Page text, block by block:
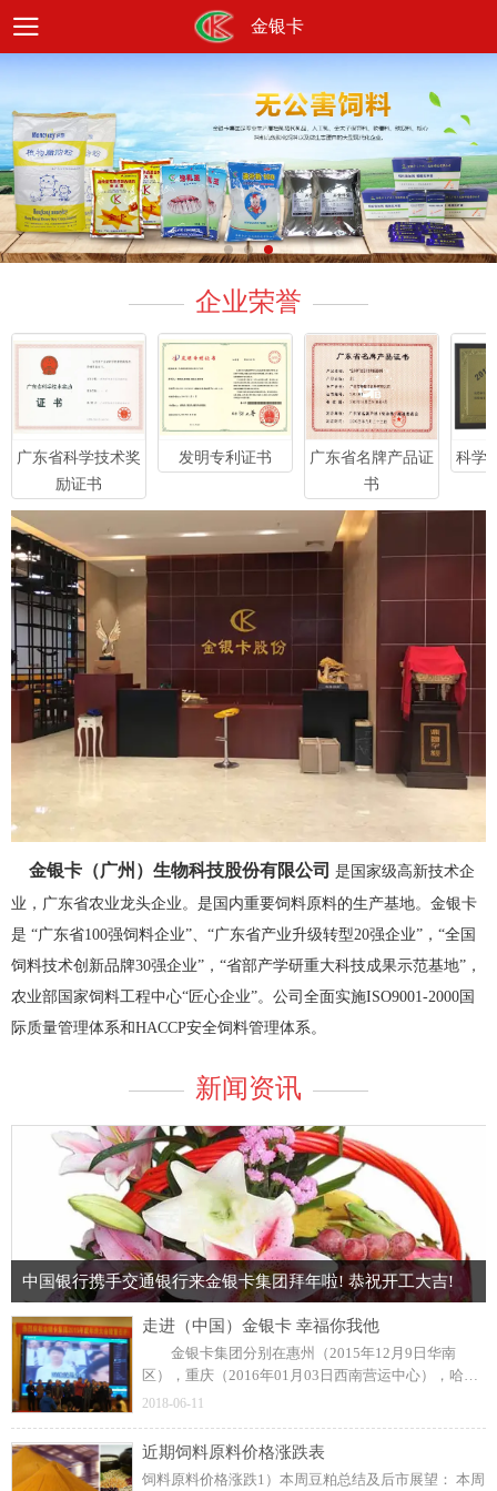
金银卡
企业荣誉
广东省科学技术奖
励证书
发明专利证书
广东省名牌产品证
书
科学
金银卡（广州）生物科技股份有限公司 是国家级高新技术企
业，广东省农业龙头企业。是国内重要饲料原料的生产基地。金银卡
是 “广东省100强饲料企业”、“广东省产业升级转型20强企业”，“全国
饲料技术创新品牌30强企业”，“省部产学研重大科技成果示范基地”，
农业部国家饲料工程中心“匠心企业”。公司全面实施ISO9001-2000国
际质量管理体系和HACCP安全饲料管理体系。
新闻资讯
中国银行携手交通银行来金银卡集团拜年啦! 恭祝开工大吉!
走进（中国）金银卡 幸福你我他
金银卡集团分别在惠州（2015年12月9日华南
区），重庆（2016年01月03日西南营运中心），哈尔
滨（2016年01月06日东北营运中心）隆重召开了三场
西南大跨越”合作共赢的主题热烈展开。 2015年虽
然整体畜牧业冷淡，金银卡集团经营得还是红红火
火，公司一直以高质量服务，高技术创新，高速度发
2018-06-11
近期饲料原料价格涨跌表
饲料原料价格涨跌1）本周豆粕总结及后市展望： 本周